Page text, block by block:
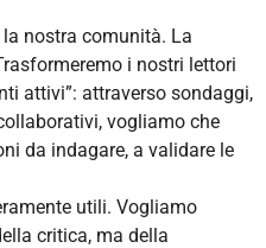
nostra comunità. La
i nostri lettori
attivi”: attraverso sondaggi,
vogliamo che
da indagare, a validare le
utili. Vogliamo
critica, ma della